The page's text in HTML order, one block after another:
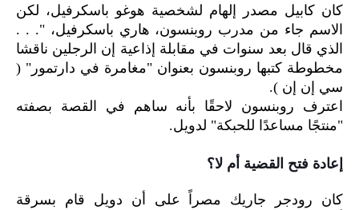
كان كابيل مصدر إلهام لشخصية هوغو باسكرفيل، لكن
الاسم جاء من مدرب روبنسون، هاري باسكرفيل، ". . .
الذي قال بعد سنوات في مقابلة إذاعية إن الرجلين ناقشا
مخطوطة كتبها روبنسون بعنوان "مغامرة في دارتمور" (
سي إن إن ).
اعترف روبنسون لاحقًا بأنه ساهم في القصة بصفته
"منتجًا مساعدًا للحبكة" لدويل.
إعادة فتح القضية أم لا؟
كان رودجر جاريك مصراً على أن دويل قام بسرقة